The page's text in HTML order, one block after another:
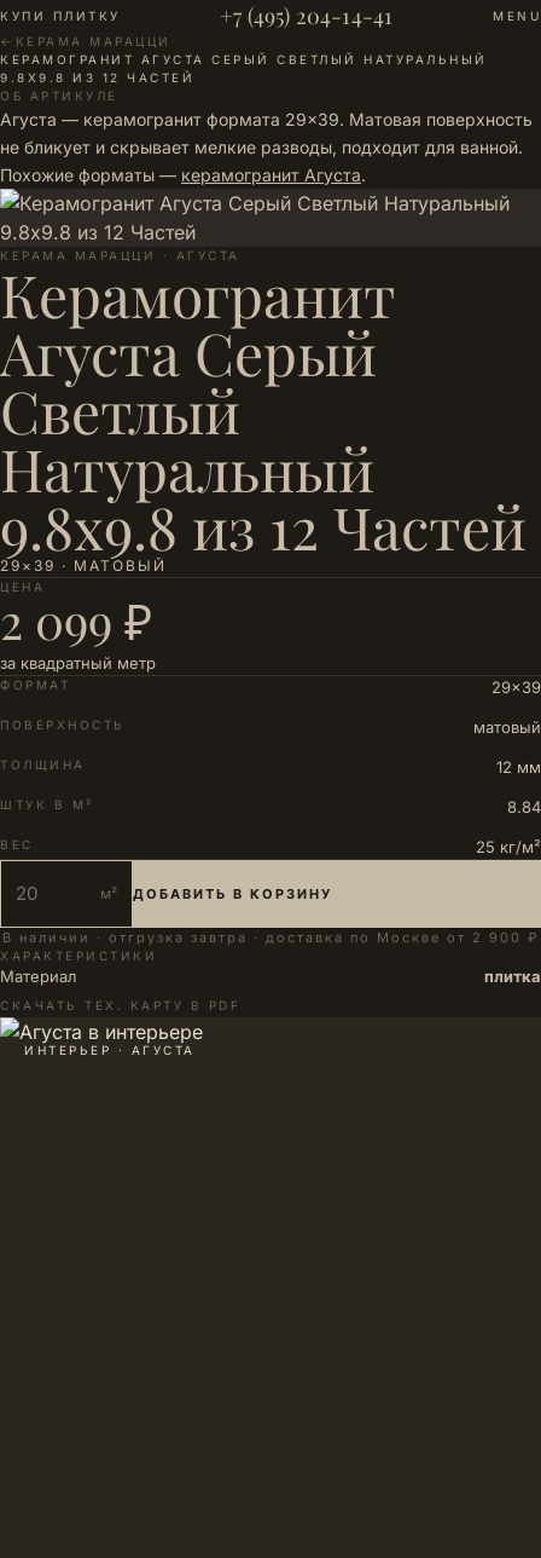
КУПИ ПЛИТКУ +7 (495) 204-14-41
MENU
← КЕРАМА МАРАЦЦИ ·
КЕРАМОГРАНИТ АГУСТА СЕРЫЙ СВЕТЛЫЙ НАТУРАЛЬНЫЙ
9.8Х9.8 ИЗ 12 ЧАСТЕЙ
ОБ АРТИКУЛЕ
Агуста — керамогранит формата 29×39. Матовая поверхность
не бликует и скрывает мелкие разводы, подходит для ванной.
Похожие форматы — керамогранит Агуста.
КЕРАМА МАРАЦЦИ · АГУСТА
Керамогранит
Агуста Серый
Светлый
Натуральный
9.8х9.8 из 12 Частей
29×39 · МАТОВЫЙ
ЦЕНА
2 099 ₽
за квадратный метр
ФОРМАТ 29×39
ПОВЕРХНОСТЬ матовый
ТОЛЩИНА 12 мм
ШТУК В М² 8.84
ВЕС 25 кг/м²
м² ДОБАВИТЬ В КОРЗИНУ
В наличии · отгрузка завтра · доставка по Москве от 2 900 ₽
ХАРАКТЕРИСТИКИ
Материал плитка
СКАЧАТЬ ТЕХ. КАРТУ В PDF
ИНТЕРЬЕР · АГУСТА